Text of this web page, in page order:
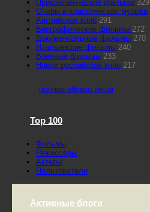
Приключенческие фильмы 329
Оперы и классическая музыка
Английское кино 291
Биографические фильмы 272
Документальные фильмы 270
Итальянские фильмы 240
Военные фильмы 233
Новое российское кино 217
полное облако тегов
Top 100
Фильмы
Режиссеры
Актеры
Пользователи
Активные блоги